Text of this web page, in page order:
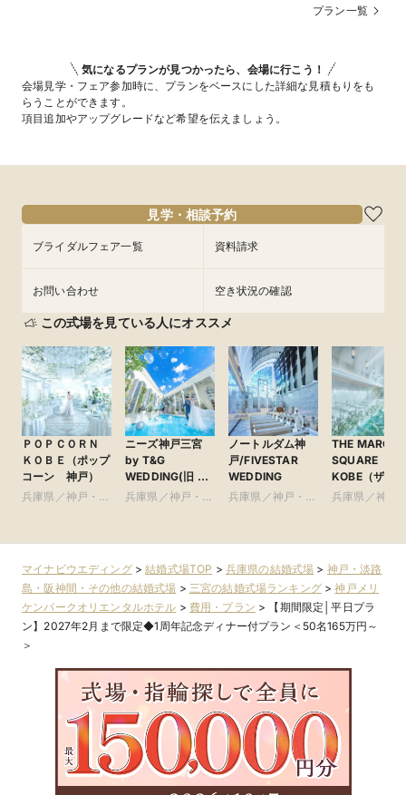
プラン一覧
気になるプランが見つかったら、会場に行こう！
会場見学・フェア参加時に、プランをベースにした詳細な見積もりをも
らうことができます。
項目追加やアップグレードなど希望を伝えましょう。
見学・相談予約
ブライダルフェア一覧 資料請求
お問い合わせ 空き状況の確認
この式場を見ている人にオススメ
ＰＯＰＣＯＲＮ
ＫＯＢＥ（ポップ
コーン 神戸）
兵庫県／神戸・淡
ニーズ神戸三宮
by T&G
WEDDING(旧 ベ
イサイド迎賓館
兵庫県／神戸・淡
ノートルダム神
戸/FIVESTAR
WEDDING
兵庫県／神戸・淡
THE MARCUS
SQUARE
KOBE（ザマ
ススクエアコ
兵庫県／神戸
マイナビウエディング>結婚式場TOP > 兵庫県の結婚式場 > 神戸・淡路
島・阪神間・その他の結婚式場 > 三宮の結婚式場ランキング>神戸メリ
ケンパークオリエンタルホテル > 費用・プラン >
【期間限定│平日プラ
ン】2027年2月まで限定◆1周年記念ディナー付プラン＜50名165万円～
＞